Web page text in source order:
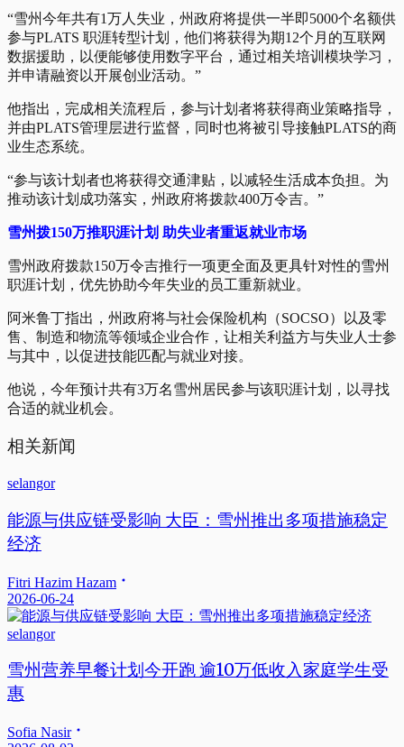
“雪州今年共有1万人失业，州政府将提供一半即5000个名额供
参与PLATS 职涯转型计划，他们将获得为期12个月的互联网
数据援助，以便能够使用数字平台，通过相关培训模块学习，
并申请融资以开展创业活动。”
他指出，完成相关流程后，参与计划者将获得商业策略指导，
并由PLATS管理层进行监督，同时也将被引导接触PLATS的商
业生态系统。
“参与该计划者也将获得交通津贴，以减轻生活成本负担。为
推动该计划成功落实，州政府将拨款400万令吉。”
雪州拨150万推职涯计划 助失业者重返就业市场
雪州政府拨款150万令吉推行一项更全面及更具针对性的雪州
职涯计划，优先协助今年失业的员工重新就业。
阿米鲁丁指出，州政府将与社会保险机构（SOCSO）以及零
售、制造和物流等领域企业合作，让相关利益方与失业人士参
与其中，以促进技能匹配与就业对接。
他说，今年预计共有3万名雪州居民参与该职涯计划，以寻找
合适的就业机会。
相关新闻
selangor
能源与供应链受影响 大臣：雪州推出多项措施稳定
经济
Fitri Hazim Hazam
2026-06-24
selangor
雪州营养早餐计划今开跑 逾10万低收入家庭学生受
惠
Sofia Nasir